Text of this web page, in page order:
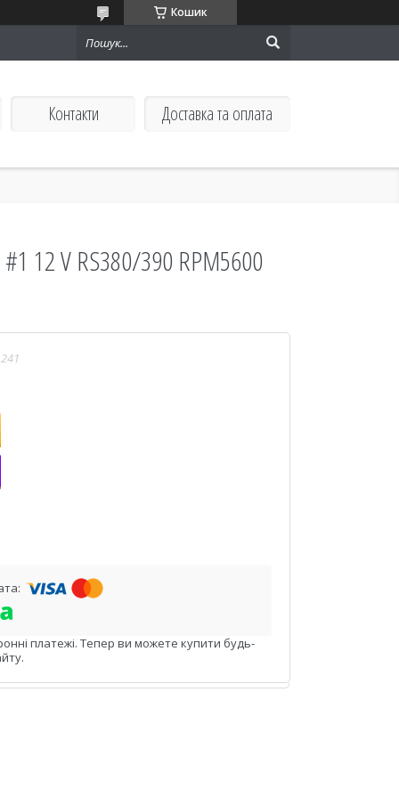
Кошик
Контакти Доставка та оплата
12 V RS380/390 RPM5600
платежі. Тепер ви можете купити будь-